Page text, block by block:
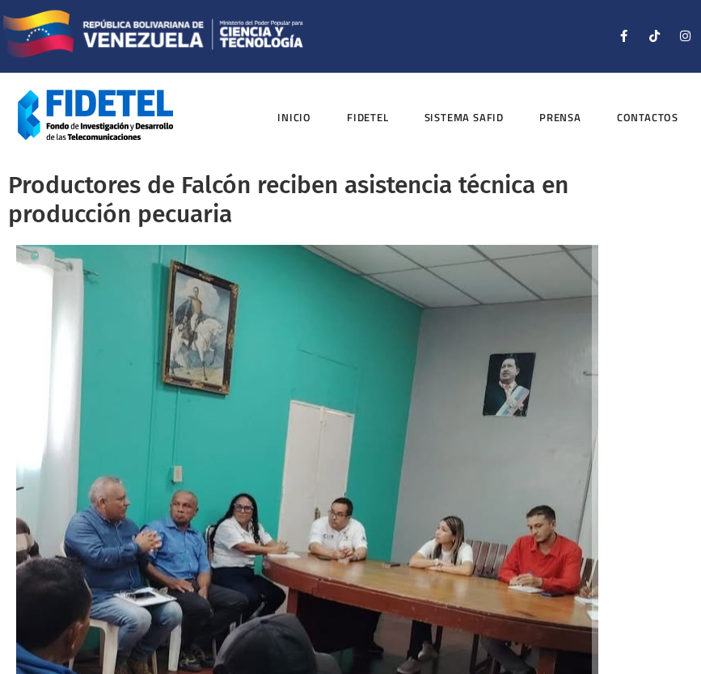
INICIO FIDETEL SISTEMA SAFID PRENSA CONTACTOS
Productores de Falcón reciben asistencia técnica en
producción pecuaria